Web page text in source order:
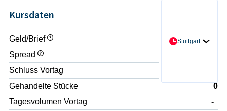
Kursdaten
Stuttgart
Geld/Brief
- / -
Spread
Schluss Vortag
Gehandelte Stücke
0
Tagesvolumen Vortag
-